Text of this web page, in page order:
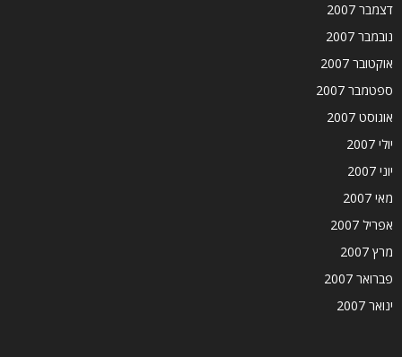
דצמבר 2007
נובמבר 2007
אוקטובר 2007
ספטמבר 2007
אוגוסט 2007
יולי 2007
יוני 2007
מאי 2007
אפריל 2007
מרץ 2007
פברואר 2007
ינואר 2007